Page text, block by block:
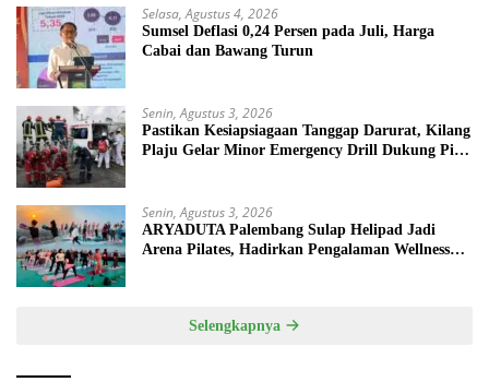
Selasa, Agustus 4, 2026
Sumsel Deflasi 0,24 Persen pada Juli, Harga
Cabai dan Bawang Turun
Senin, Agustus 3, 2026
Pastikan Kesiapsiagaan Tanggap Darurat, Kilang
Plaju Gelar Minor Emergency Drill Dukung Pit
Senin, Agustus 3, 2026
ARYADUTA Palembang Sulap Helipad Jadi
Arena Pilates, Hadirkan Pengalaman Wellness
Selengkapnya